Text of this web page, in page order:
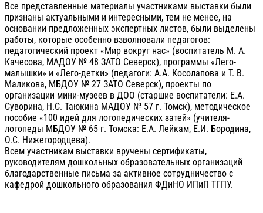
Все представленные материалы участниками выставки были
признаны актуальными и интересными, тем не менее, на
основании предложенных экспертных листов, были выделены
работы, которые особенно взволновали педагогов:
педагогический проект «Мир вокруг нас» (воспитатель М. А.
Качесова, МАДОУ № 48 ЗАТО Северск), программы «Лего-
малышки» и «Лего-детки» (педагоги: А.А. Косолапова и Т. В.
Маликова, МБДОУ № 27 ЗАТО Северск), проекты по
организации мини-музеев в ДОО (старшие воспитатели: Е.А.
Суворина, Н.С. Таюкина МАДОУ № 57 г. Томск), методическое
пособие «100 идей для логопедических затей» (учителя-
логопеды МБДОУ № 65 г. Томска: Е.А. Лейкам, Е.И. Бородина,
О.С. Нижегородцева).
Всем участникам выставки вручены сертификаты,
руководителям дошкольных образовательных организаций
благодарственные письма за активное сотрудничество с
кафедрой дошкольного образования ФДиНО ИПиП ТГПУ.